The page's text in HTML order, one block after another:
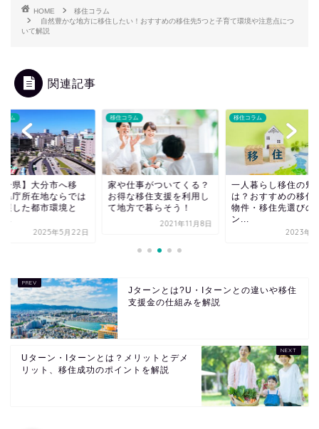
HOME
移住コラム
自然豊かな地方に移住したい！おすすめの移住先5つと子育て環境や注意点につ
いて解説
関連記事
ラム
分県】大分市へ移
県庁所在地ならでは
展した都市環境と
2025年5月22日
移住コラム
家や仕事がついてくる？
お得な移住支援を利用し
て地方で暮らそう！
2021年11月8日
移住コラム
一人暮らし移住の魅
は？おすすめの移住
物件・移住先選びの
ン...
2023年9
Jターンとは?U・Iターンとの違いや移住
支援金の仕組みを解説
Uターン・Iターンとは？メリットとデメ
リット、移住成功のポイントを解説